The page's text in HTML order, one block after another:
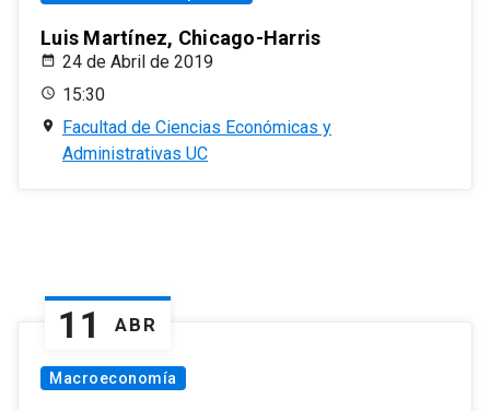
Luis Martínez, Chicago-Harris
24 de Abril de 2019
15:30
Facultad de Ciencias Económicas y
Administrativas UC
11 ABR
Macroeconomía